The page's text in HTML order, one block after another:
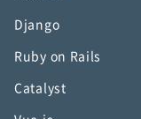
Django
Ruby on Rails
Catalyst